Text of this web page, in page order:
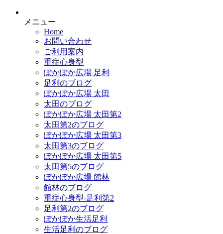
メニュー
Home
お問い合わせ
ご利用案内
重症心身型
ぽかぽか広場 足利
足利のブログ
ぽかぽか広場 太田
太田のブログ
ぽかぽか広場 太田第2
太田第2のブログ
ぽかぽか広場 太田第3
太田第3のブログ
ぽかぽか広場 太田第5
太田第5のブログ
ぽかぽか広場 館林
館林のブログ
重症心身型-足利第2
足利第2のブログ
ぽかぽか生活足利
生活足利のブログ